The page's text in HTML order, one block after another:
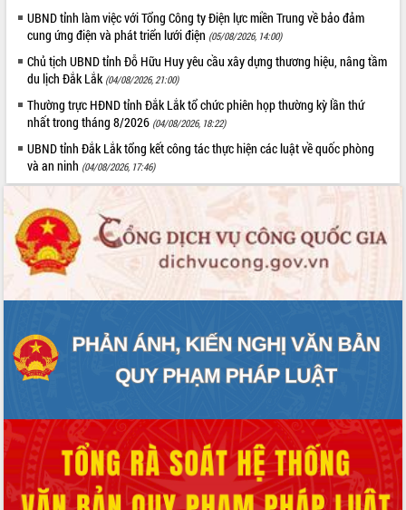
UBND tỉnh làm việc với Tổng Công ty Điện lực miền Trung về bảo đảm
cung ứng điện và phát triển lưới điện (05/08/2026, 14:00)
Chủ tịch UBND tỉnh Đỗ Hữu Huy yêu cầu xây dựng thương hiệu, nâng tầm
du lịch Đắk Lắk (04/08/2026, 21:00)
Thường trực HĐND tỉnh Đắk Lắk tổ chức phiên họp thường kỳ lần thứ
nhất trong tháng 8/2026 (04/08/2026, 18:22)
UBND tỉnh Đắk Lắk tổng kết công tác thực hiện các luật về quốc phòng
và an ninh (04/08/2026, 17:46)